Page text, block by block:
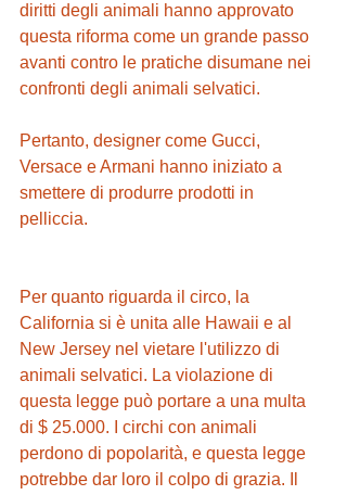
diritti degli animali hanno approvato
questa riforma come un grande passo
avanti contro le pratiche disumane nei
confronti degli animali selvatici.
Pertanto, designer come Gucci,
Versace e Armani hanno iniziato a
smettere di produrre prodotti in
pelliccia.
Per quanto riguarda il circo, la
California si è unita alle Hawaii e al
New Jersey nel vietare l'utilizzo di
animali selvatici. La violazione di
questa legge può portare a una multa
di $ 25.000. I circhi con animali
perdono di popolarità, e questa legge
potrebbe dar loro il colpo di grazia. Il